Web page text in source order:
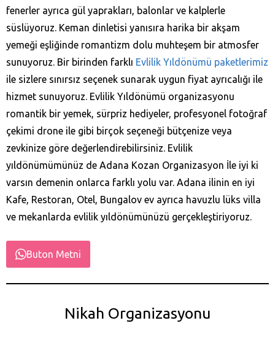
fenerler ayrıca gül yaprakları, balonlar ve kalplerle
süslüyoruz. Keman dinletisi yanısıra harika bir akşam
yemeği eşliğinde romantizm dolu muhteşem bir atmosfer
sunuyoruz. Bir birinden farklı Evlilik Yıldönümü paketlerimiz
ile sizlere sınırsız seçenek sunarak uygun fiyat ayrıcalığı ile
hizmet sunuyoruz. Evlilik Yıldönümü organizasyonu
romantik bir yemek, sürpriz hediyeler, profesyonel fotoğraf
çekimi drone ile gibi birçok seçeneği bütçenize veya
zevkinize göre değerlendirebilirsiniz. Evlilik
yıldönümümünüz de Adana Kozan‎ Organizasyon İle iyi ki
varsın demenin onlarca farklı yolu var. Adana ilinin en iyi
Kafe, Restoran, Otel, Bungalov ev ayrıca havuzlu lüks villa
ve mekanlarda evlilik yıldönümünüzü gerçekleştiriyoruz.
Buton Metni
Nikah Organizasyonu